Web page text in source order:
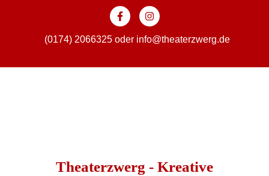
(0174) 2066325 oder info@theaterzwerg.de
Theaterzwerg - Kreative